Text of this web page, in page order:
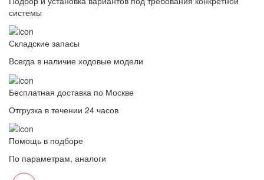
системы
Складские запасы
Всегда в наличие ходовые модели
Бесплатная доставка по Москве
Отгрузка в течении 24 часов
Помощь в подборе
По параметрам, аналоги